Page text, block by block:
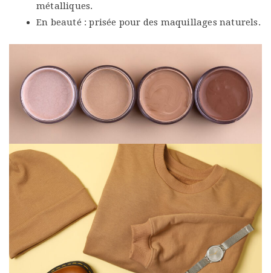
métalliques.
En beauté : prisée pour des maquillages naturels.